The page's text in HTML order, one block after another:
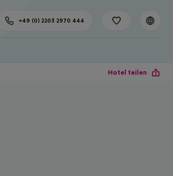
+49 (0) 2203 2970 444
Hotel teilen